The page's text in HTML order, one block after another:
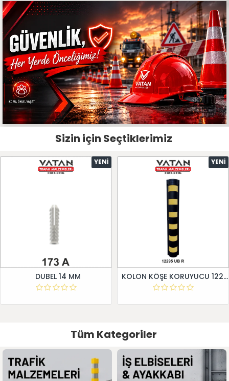
Sizin için Seçtiklerimiz
YENI
DUBEL 14 MM
YENI
KOLON KÖŞE KORUYUCU 12295 UB R
Tüm Kategoriler